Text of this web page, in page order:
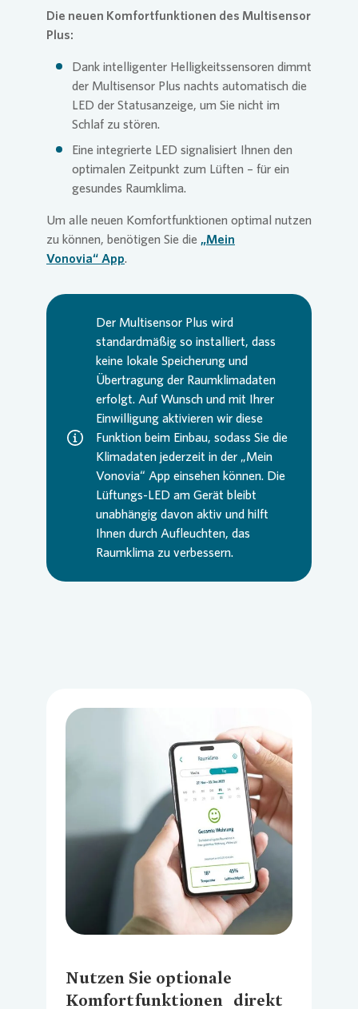
Die neuen Komfortfunktionen des Multisensor
Plus:
Dank intelligenter Helligkeitssensoren dimmt
der Multisensor Plus nachts automatisch die
LED der Statusanzeige, um Sie nicht im
Schlaf zu stören.
Eine integrierte LED signalisiert Ihnen den
optimalen Zeitpunkt zum Lüften – für ein
gesundes Raumklima.
Um alle neuen Komfortfunktionen optimal nutzen
zu können, benötigen Sie die „Mein
Vonovia“ App.
Der Multisensor Plus wird
standardmäßig so installiert, dass
keine lokale Speicherung und
Übertragung der Raumklimadaten
erfolgt. Auf Wunsch und mit Ihrer
Einwilligung aktivieren wir diese
Funktion beim Einbau, sodass Sie die
Klimadaten jederzeit in der „Mein
Vonovia“ App einsehen können. Die
Lüftungs-LED am Gerät bleibt
unabhängig davon aktiv und hilft
Ihnen durch Aufleuchten, das
Raumklima zu verbessern.
Loading...
Nutzen Sie optionale
Komfortfunktionen direkt